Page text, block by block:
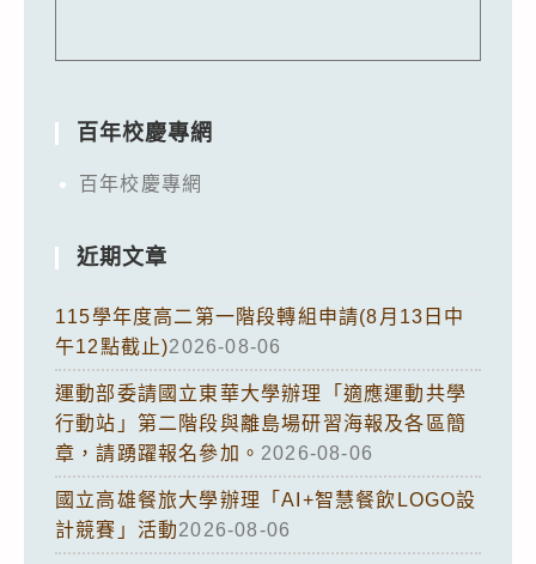
百年校慶專網
百年校慶專網
近期文章
115學年度高二第一階段轉組申請(8月13日中
午12點截止)2026-08-06
運動部委請國立東華大學辦理「適應運動共學
行動站」第二階段與離島場研習海報及各區簡
章，請踴躍報名參加。 2026-08-06
國立高雄餐旅大學辦理「AI+智慧餐飲LOGO設
計競賽」活動2026-08-06